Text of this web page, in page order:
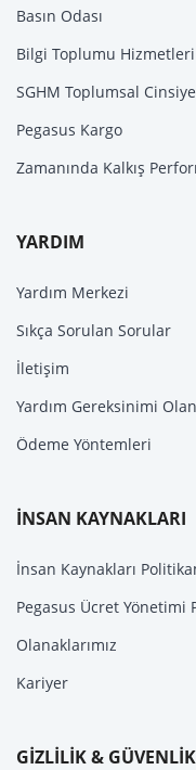
Basın Odası
Bilgi Toplumu Hizmetleri
SGHM Toplumsal
Pegasus Kargo
Zamanında Kalkış
YARDIM
Yardım Merkezi
Sıkça Sorulan Sorular
İletişim
Yardım Gereksinimi
Ödeme Yöntemleri
İNSAN KAYNAKLARI
İnsan Kaynakları
Pegasus Ücret Yönetimi
Olanaklarımız
Kariyer
GİZLİLİK & GÜVENLİK